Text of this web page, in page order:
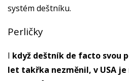
systém deštníku.
Perličky
I když deštník de facto svou
let takřka nezměnil, v USA je